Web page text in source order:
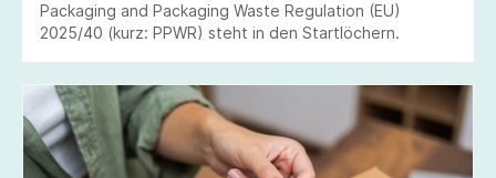
Packaging and Packaging Waste Regulation (EU)
2025/40 (kurz: PPWR) steht in den Startlöchern.